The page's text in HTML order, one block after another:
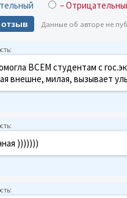
–
Данные об авторе не
ВСЕМ студентам с
внешне, милая, вызывает
)))))))